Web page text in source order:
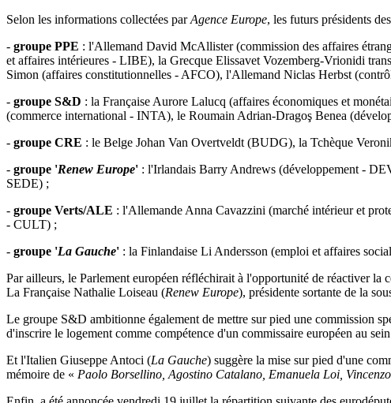
Selon les informations collectées parAgence Europe, les futurs présidents
- groupe PPE : l'Allemand David McAllister (commission des affaires
et affaires intérieures - LIBE), la Grecque Elissavet Vozemberg-Vrionidi
Simon (affaires constitutionnelles - AFCO), l'Allemand Niclas Herbst
- groupe S&D : la Française Aurore Lalucq (affaires économiques et
(commerce international - INTA), le Roumain Adrian-Dragoş Benea
- groupe CRE : le Belge Johan Van Overtveldt (BUDG), la Tchèque
- groupe 'Renew Europe' : l'Irlandais Barry Andrews (développement -
SEDE) ;
- groupe Verts/ALE : l'Allemande Anna Cavazzini (marché intérieur et
- CULT) ;
- groupe 'La Gauche' : la Finlandaise Li Andersson (emploi et affaires
Par ailleurs, le Parlement européen réfléchirait à l'opportunité de réactiver la
La Française Nathalie Loiseau (Renew Europe), présidente sortante de la
Le groupe S&D ambitionne également de mettre sur pied une commission
d'inscrire le logement comme compétence d'un commissaire européen au
Et l'Italien Giuseppe Antoci (La Gauche) suggère la mise sur pied d'une
mémoire de « Paolo Borsellino, Agostino Catalano, Emanuela Loi,